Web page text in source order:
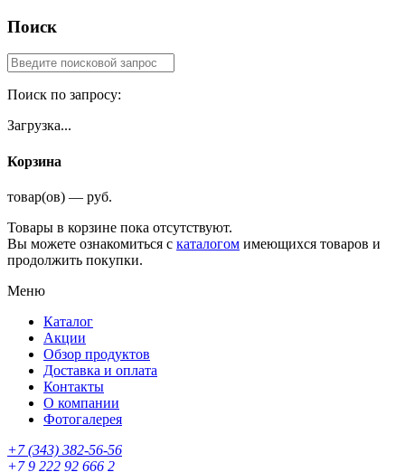
Поиск
Поиск по запросу:
Загрузка...
Корзина
товар(ов) — руб.
Товары в корзине пока отсутствуют.
Вы можете ознакомиться с каталогом имеющихся товаров и
продолжить покупки.
Меню
Каталог
Акции
Обзор продуктов
Доставка и оплата
Контакты
О компании
Фотогалерея
+7 (343) 382-56-56
+7 9 222 92 666 2